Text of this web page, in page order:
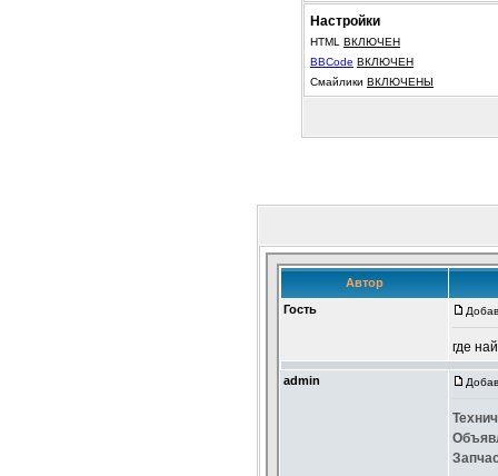
Настройки
HTML ВКЛЮЧЕН
BBCode ВКЛЮЧЕН
Смайлики ВКЛЮЧЕНЫ